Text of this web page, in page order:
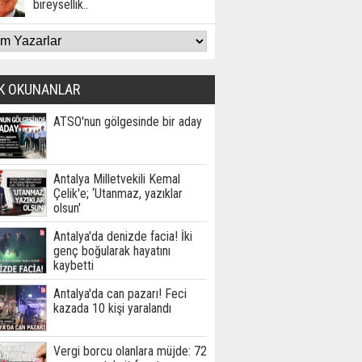
bireysellik..
OKUNANLAR
ATSO'nun gölgesinde bir aday
Antalya Milletvekili Kemal
Çelik'e; ‘Utanmaz, yazıklar
olsun'
Antalya'da denizde facia! İki
genç boğularak hayatını
kaybetti
Antalya'da can pazarı! Feci
kazada 10 kişi yaralandı
Vergi borcu olanlara müjde: 72